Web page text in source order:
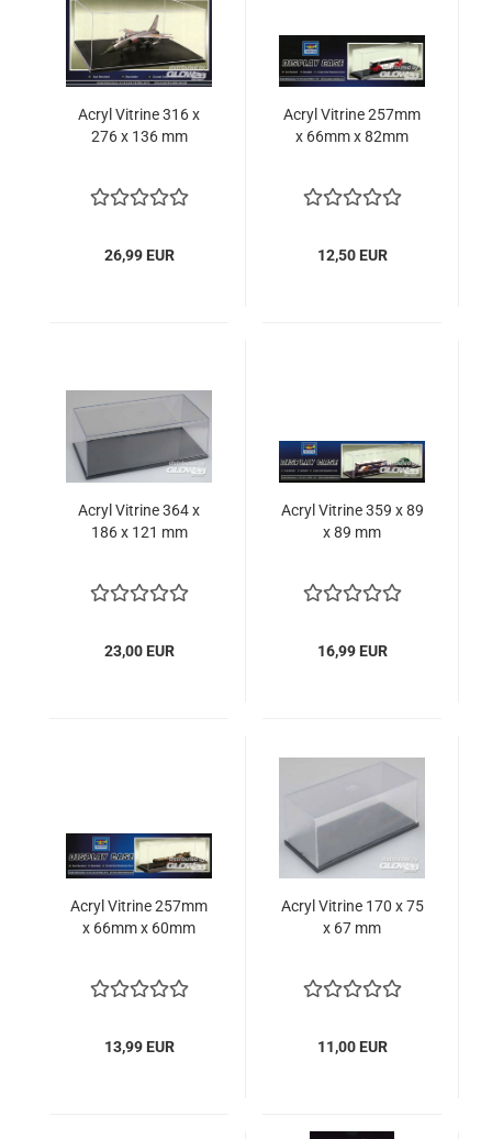
Acryl Vitrine 316 x
276 x 136 mm
26,99 EUR
Acryl Vitrine 257mm
x 66mm x 82mm
12,50 EUR
Acryl Vitrine 364 x
186 x 121 mm
23,00 EUR
Acryl Vitrine 359 x 89
x 89 mm
16,99 EUR
Acryl Vitrine 257mm
x 66mm x 60mm
13,99 EUR
Acryl Vitrine 170 x 75
x 67 mm
11,00 EUR